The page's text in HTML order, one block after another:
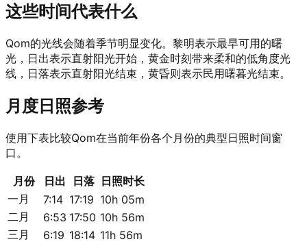
这些时间代表什么
Qom的光线会随着季节明显变化。黎明表示最早可用的曙
光，日出表示直射阳光开始，黄金时刻带来柔和的低角度光
线，日落表示直射阳光结束，黄昏则表示民用曙暮光结束。
月度日照参考
使用下表比较Qom在当前年份各个月份的典型日照时间窗
口。
月份 日出 日落 日照时长
一月
7:14 17:19 10h 05m
二月
6:53 17:50 10h 56m
三月
6:19 18:14 11h 56m